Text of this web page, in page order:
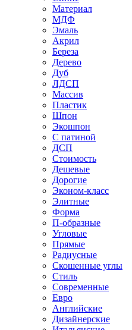
Материал
МДФ
Эмаль
Акрил
Береза
Дерево
Дуб
ЛДСП
Массив
Пластик
Шпон
Экошпон
С патиной
ДСП
Стоимость
Дешевые
Дорогие
Эконом-класс
Элитные
Форма
П-образные
Угловые
Прямые
Радиусные
Скошенные углы
Стиль
Современные
Евро
Английские
Дизайнерские